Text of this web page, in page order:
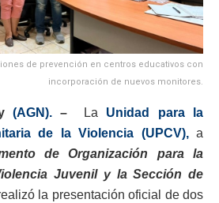
de prevención en centros educativos con
incorporación de nuevos monitores.
(AGN). – La Unidad para la
de la Violencia (UPCV), a
de Organización para la
Juvenil y la Sección de
la presentación oficial de dos